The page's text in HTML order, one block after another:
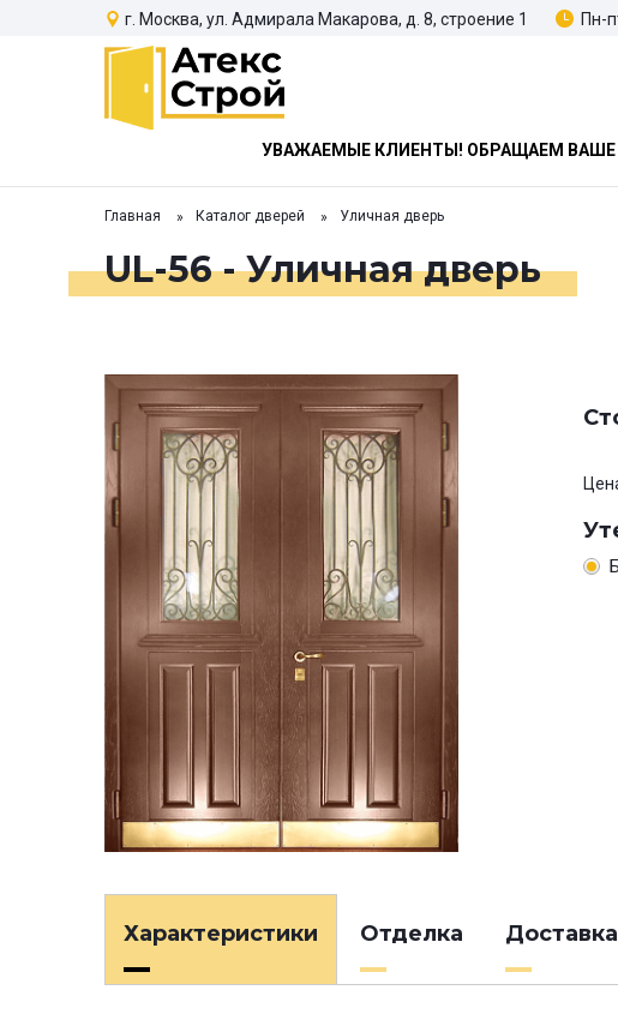
г. Москва, ул. Адмирала Макарова, д. 8, строение 1 Пн-
УВАЖАЕМЫЕ КЛИЕНТЫ! ОБРАЩАЕМ
Главная Каталог дверей Уличная дверь
UL-56 - Уличная дверь
Характеристики Отделка